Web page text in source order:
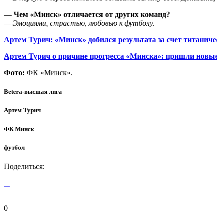
— Чем «Минск» отличается от других команд?
— Эмоциями, страстью, любовью к футболу.
Артем Турич: «Минск» добился результата за счет
Артем Турич о причине прогресса «Минска»: пришли
Фото: ФК «Минск».
Betera-высшая лига
Артем Турич
ФК Минск
футбол
Поделиться:
0